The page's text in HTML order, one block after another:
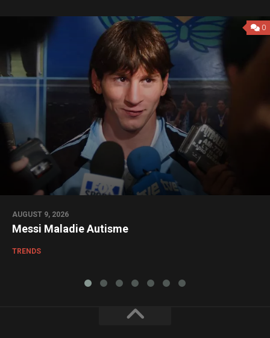
0
AUGUST 9, 2026
Messi Maladie Autisme
TRENDS